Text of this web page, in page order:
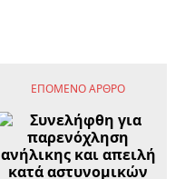
ΕΠΌΜΕΝΟ ΆΡΘΡΟ